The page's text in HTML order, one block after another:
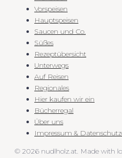
Vorspeisen
Hauptspeisen
Saucen und Co.
Süßes
Rezeptübersicht
Unterwegs
Auf Reisen
Regionales
Hier kaufen wir ein
Bücherregal
Über uns
Impressum &
© 2026 nudlholz.at. Made with